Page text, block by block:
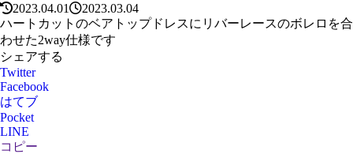
2023.04.01
2023.03.04
ハートカットのベアトップドレスにリバーレースのボレロを合
わせた2way仕様です
シェアする
Twitter
Facebook
はてブ
Pocket
LINE
コピー